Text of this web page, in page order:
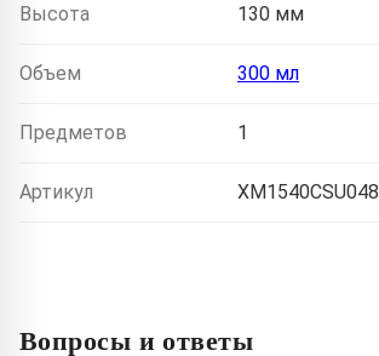
Высота 130 мм
Объем 300 мл
Предметов 1
Артикул XM1540CSU048
Вопросы и ответы